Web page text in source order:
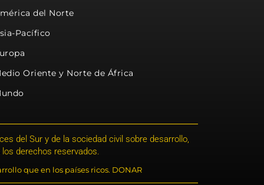
del Norte
Pacífico
Oriente y Norte de África
del Sur y de la sociedad civil sobre desarrollo,
derechos reservados.
que en los países ricos. DONAR